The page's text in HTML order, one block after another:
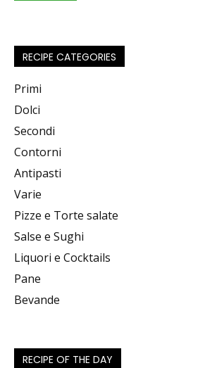
RECIPE CATEGORIES
Primi
Dolci
Secondi
Contorni
Antipasti
Varie
Pizze e Torte salate
Salse e Sughi
Liquori e Cocktails
Pane
Bevande
RECIPE OF THE DAY